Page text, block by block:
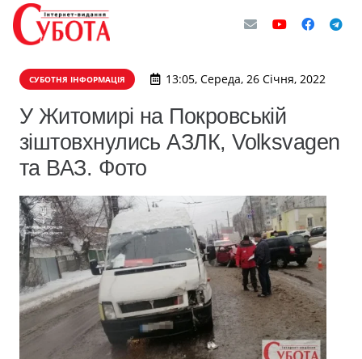
СУБОТНЯ ІНФОРМАЦІЯ 13:05, Середа, 26 Січня, 2022
У Житомирі на Покровській
зіштовхнулись АЗЛК, Volksvagen
та ВАЗ. Фото